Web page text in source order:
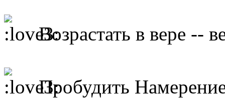
Возрастать в вере --
Пробудить